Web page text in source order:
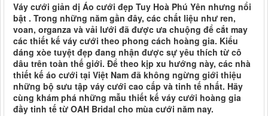
Váy cưới giản dị Áo cưới đẹp Tuy Hoà Phú Yên nhưng nổi
bật . Trong những năm gần đây, các chất liệu như ren,
voan, organza và vải lưới đã được ưa chuộng để cắt may
các thiết kế váy cưới theo phong cách hoàng gia. Kiểu
dáng xòe tuyệt đẹp đang nhận được sự yêu thích từ cô
dâu trên toàn thế giới. Để theo kịp xu hướng này, các nhà
thiết kế áo cưới tại Việt Nam đã không ngừng giới thiệu
những bộ sưu tập váy cưới cao cấp và tinh tế nhất. Hãy
cùng khám phá những mẫu thiết kế váy cưới hoàng gia
đầy tinh tế từ OAH Bridal cho mùa cưới năm nay.